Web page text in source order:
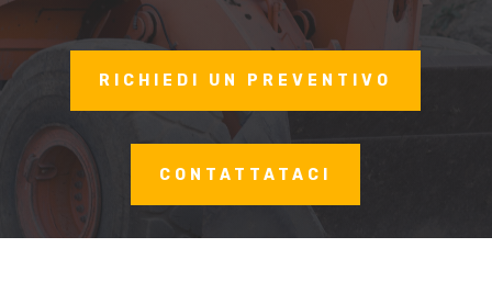
RICHIEDI UN PREVENTIVO
CONTATTATACI